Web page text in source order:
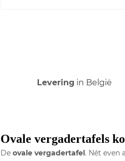
Levering in België
Ovale vergadertafels
De ovale vergadertafel. Nét even